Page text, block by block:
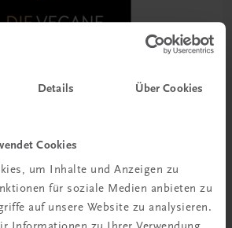
Details Über Cookies
Cookies
um Inhalte und Anzeigen zu
für soziale Medien anbieten zu
auf unsere Website zu analysieren.
der modernen Patisserie